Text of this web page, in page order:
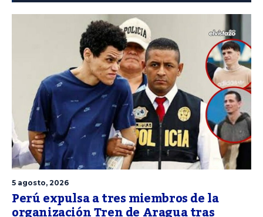
5 agosto, 2026
Perú expulsa a tres miembros de la